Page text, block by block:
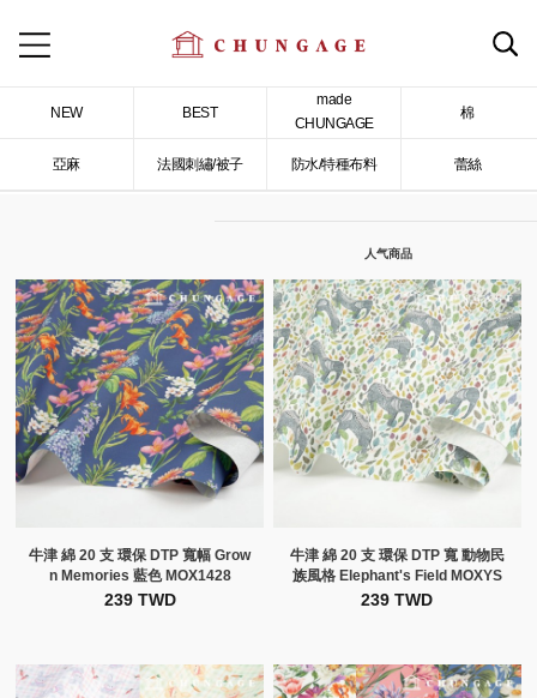
NEW BEST
made
CHUNGAGE
棉
亞麻 法國刺繡/被子 防水/特種布料 蕾絲
人气商品
牛津 綿 20 支 環保 DTP 寬幅 Grow
n Memories 藍色 MOX1428
239 TWD
牛津 綿 20 支 環保 DTP 寬 動物民
族風格 Elephant's Field MOXYS
239 TWD